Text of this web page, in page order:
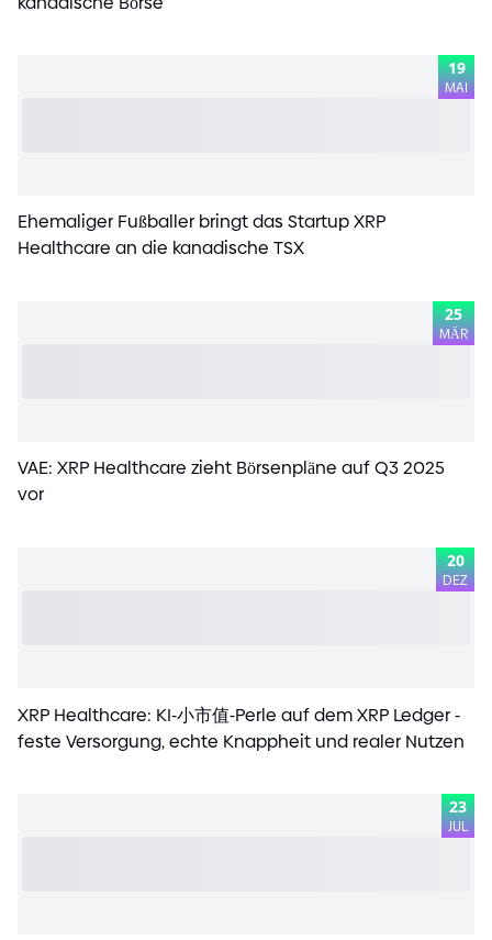
19
MAI
Ehemaliger Fußballer bringt das Startup XRP
Healthcare an die kanadische TSX
25
MÄR
VAE: XRP Healthcare zieht Börsenpläne auf Q3 2025
vor
20
DEZ
XRP Healthcare: KI-小市值-Perle auf dem XRP Ledger-
feste Versorgung, echte Knappheit und realer Nutzen
23
JUL